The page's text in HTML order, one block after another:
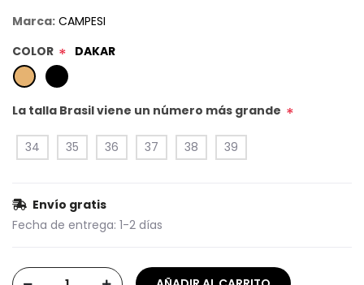
Marca: CAMPESI
COLOR * DAKAR
La talla Brasil viene un número más grande *
34 35 36 37 38 39
Envío gratis
Fecha de entrega: 1-2 días